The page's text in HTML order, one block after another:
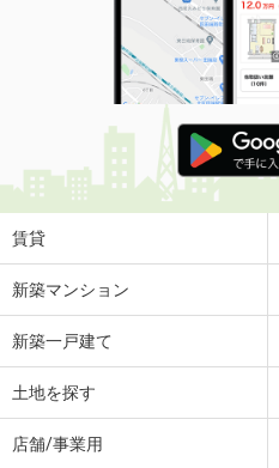
賃貸
新築マンション
新築一戸建て
土地を探す
店舗/事業用